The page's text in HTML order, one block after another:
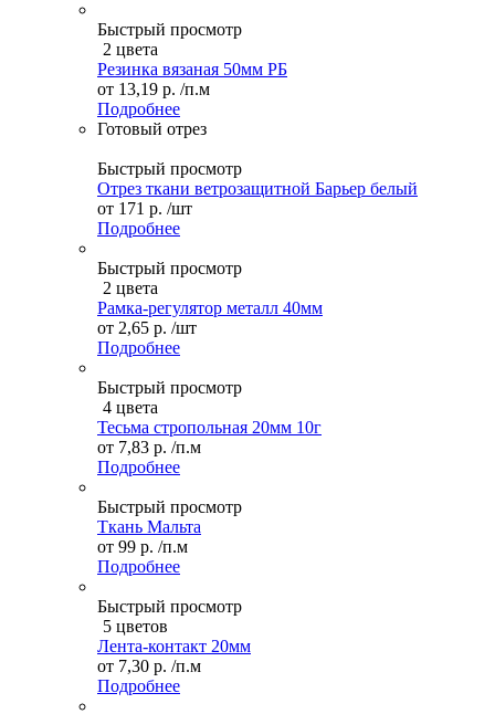
Быстрый просмотр
2 цвета
Резинка вязаная 50мм РБ
от 13,19 р. /п.м
Подробнее
Готовый отрез
Быстрый просмотр
Отрез ткани ветрозащитной Барьер белый
от 171 р. /шт
Подробнее
Быстрый просмотр
2 цвета
Рамка-регулятор металл 40мм
от 2,65 р. /шт
Подробнее
Быстрый просмотр
4 цвета
Тесьма стропольная 20мм 10г
от 7,83 р. /п.м
Подробнее
Быстрый просмотр
Ткань Мальта
от 99 р. /п.м
Подробнее
Быстрый просмотр
5 цветов
Лента-контакт 20мм
от 7,30 р. /п.м
Подробнее